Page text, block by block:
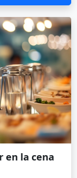
en la cena